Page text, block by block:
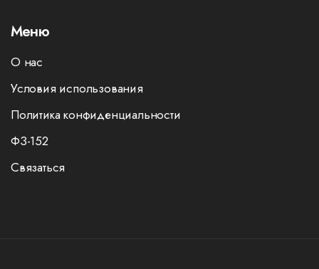
Меню
О нас
Условия использования
Политика конфиденциальности
ФЗ-152
Связаться